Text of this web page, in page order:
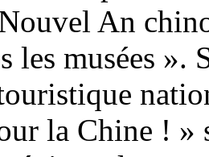
An
les musées ».
la Chine ! »